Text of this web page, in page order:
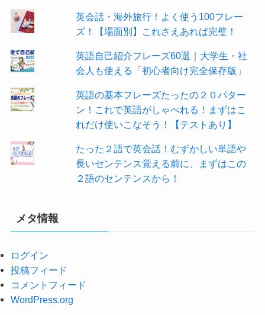
英会話・海外旅行！よく使う100フレー
ズ！【場面別】これさえあれば完璧！
英語自己紹介フレーズ60選｜大学生・社
会人も使える「初心者向け完全保存版」
英語の基本フレーズたったの２０パター
ン！これで英語がしゃべれる！まずはこ
れだけ使いこなそう！【テストあり】
たった２語で英会話！むずかしい単語や
長いセンテンス覚える前に、まずはこの
２語のセンテンスから！
メタ情報
ログイン
投稿フィード
コメントフィード
WordPress.org